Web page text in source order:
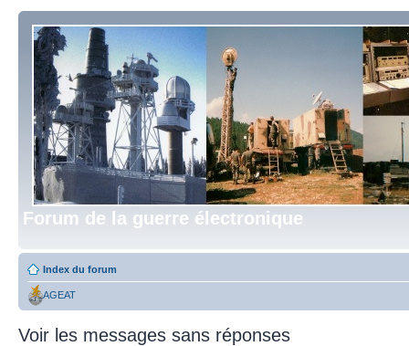
Forum de la guerre électronique
Index du forum
AGEAT
Voir les messages sans réponses